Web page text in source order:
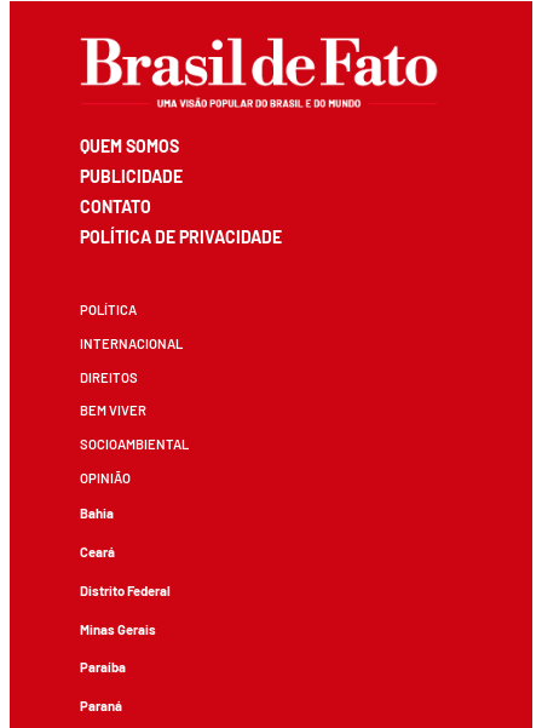
QUEM SOMOS
PUBLICIDADE
CONTATO
POLÍTICA DE PRIVACIDADE
POLÍTICA
INTERNACIONAL
DIREITOS
BEM VIVER
SOCIOAMBIENTAL
OPINIÃO
Bahia
Ceará
Distrito Federal
Minas Gerais
Paraíba
Paraná